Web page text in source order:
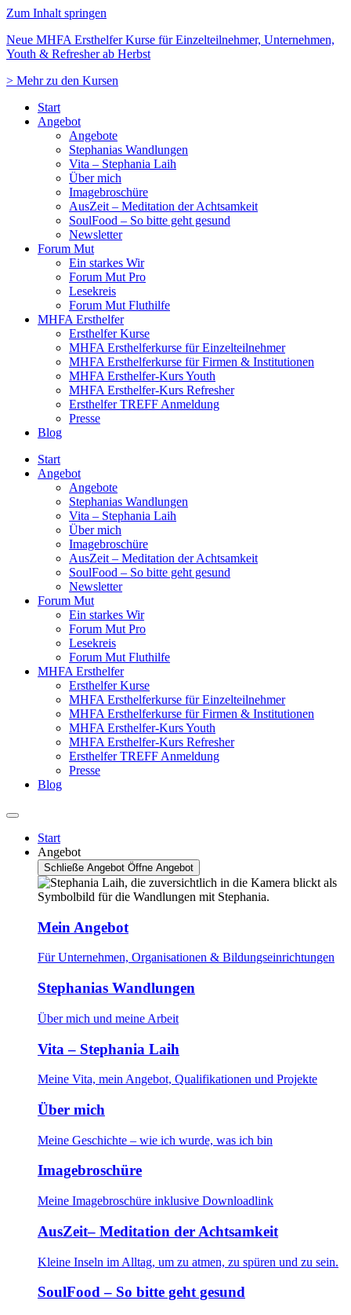
Zum Inhalt springen
Neue MHFA Ersthelfer Kurse für Einzelteilnehmer, Unternehmen,
Youth & Refresher ab Herbst
> Mehr zu den Kursen
Start
Angebot
Angebote
Stephanias Wandlungen
Vita – Stephania Laih
Über mich
Imagebroschüre
AusZeit – Meditation der Achtsamkeit
SoulFood – So bitte geht gesund
Newsletter
Forum Mut
Ein starkes Wir
Forum Mut Pro
Lesekreis
Forum Mut Fluthilfe
MHFA Ersthelfer
Ersthelfer Kurse
MHFA Ersthelferkurse für Einzelteilnehmer
MHFA Ersthelferkurse für Firmen & Institutionen
MHFA Ersthelfer-Kurs Youth
MHFA Ersthelfer-Kurs Refresher
Ersthelfer TREFF Anmeldung
Presse
Blog
Start
Angebot
Angebote
Stephanias Wandlungen
Vita – Stephania Laih
Über mich
Imagebroschüre
AusZeit – Meditation der Achtsamkeit
SoulFood – So bitte geht gesund
Newsletter
Forum Mut
Ein starkes Wir
Forum Mut Pro
Lesekreis
Forum Mut Fluthilfe
MHFA Ersthelfer
Ersthelfer Kurse
MHFA Ersthelferkurse für Einzelteilnehmer
MHFA Ersthelferkurse für Firmen & Institutionen
MHFA Ersthelfer-Kurs Youth
MHFA Ersthelfer-Kurs Refresher
Ersthelfer TREFF Anmeldung
Presse
Blog
Start
Angebot
Schließe Angebot Öffne Angebot
Mein Angebot
Für Unternehmen, Organisationen & Bildungseinrichtungen
Stephanias Wandlungen
Über mich und meine Arbeit
Vita – Stephania Laih
Meine Vita, mein Angebot, Qualifikationen und Projekte
Über mich
Meine Geschichte – wie ich wurde, was ich bin
Imagebroschüre
Meine Imagebroschüre inklusive Downloadlink
AusZeit– Meditation der Achtsamkeit
Kleine Inseln im Alltag, um zu atmen, zu spüren und zu sein.
SoulFood – So bitte geht gesund